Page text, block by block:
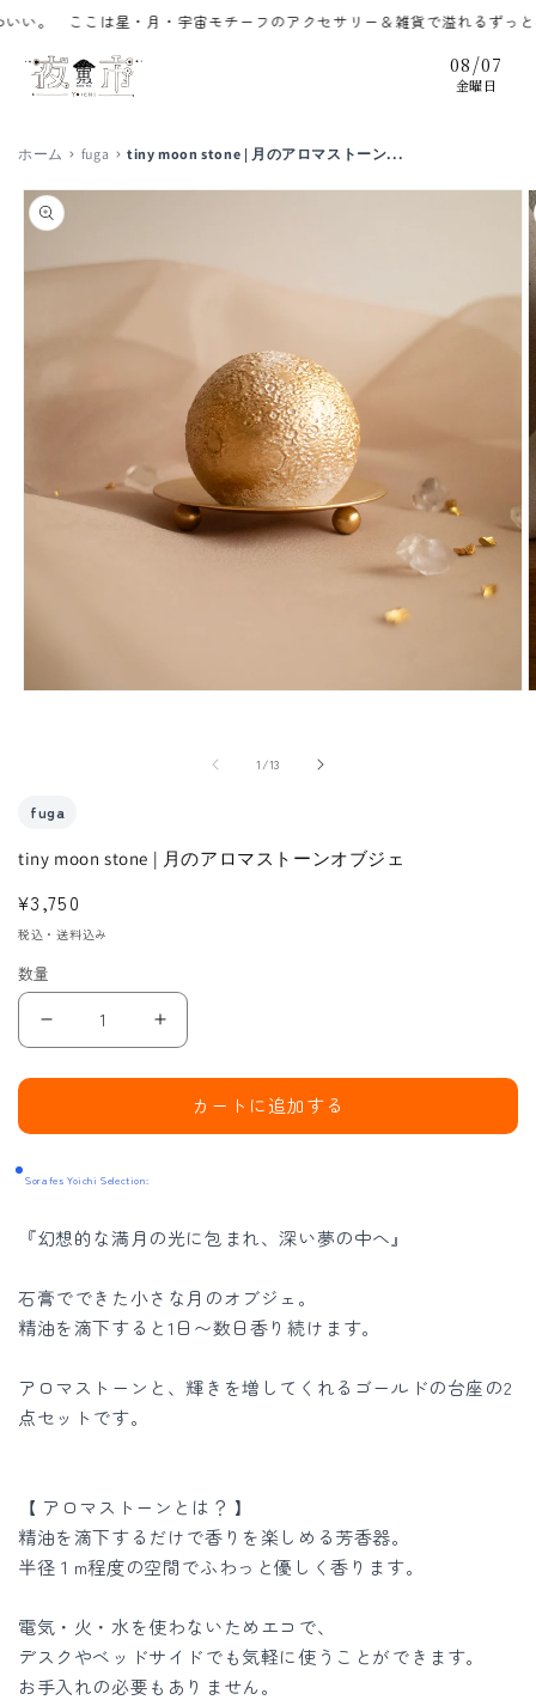
ンツに
ここは星・月・宇宙モチーフのアクセサリー＆雑貨で溢れるずっと夜の
08 /07
金曜日
ホーム fuga tiny moon stone | 月のアロマストーン...
商品情
報にス
キップ
で
デ
ア
(1)
を
開
1 /の
13
fuga
tiny moon stone | 月のアロマストーンオブジェ
通
常
格
¥3,750
税込・送料込み
数量
|
の
ア
マ
ス
ー
ン
ジ
ェ
の
数
量
を
tiny
stone
|
ア
マ
ス
ー
ジ
ェ
の
数
量
を
カートに追加する
Sorafes Yoichi Selection:
『幻想的な満月の光に包まれ、深い夢の中へ』
石膏でできた小さな月のオブジェ。
精油を滴下すると1日〜数日香り続けます。
アロマストーンと、輝きを増してくれるゴールドの台座の2
点セットです。
【 アロマストーンとは？ 】
精油を滴下するだけで香りを楽しめる芳香器。
半径１m程度の空間でふわっと優しく香ります。
電気・火・水を使わないためエコで、
デスクやベッドサイドでも気軽に使うことができます。
お手入れの必要もありません。